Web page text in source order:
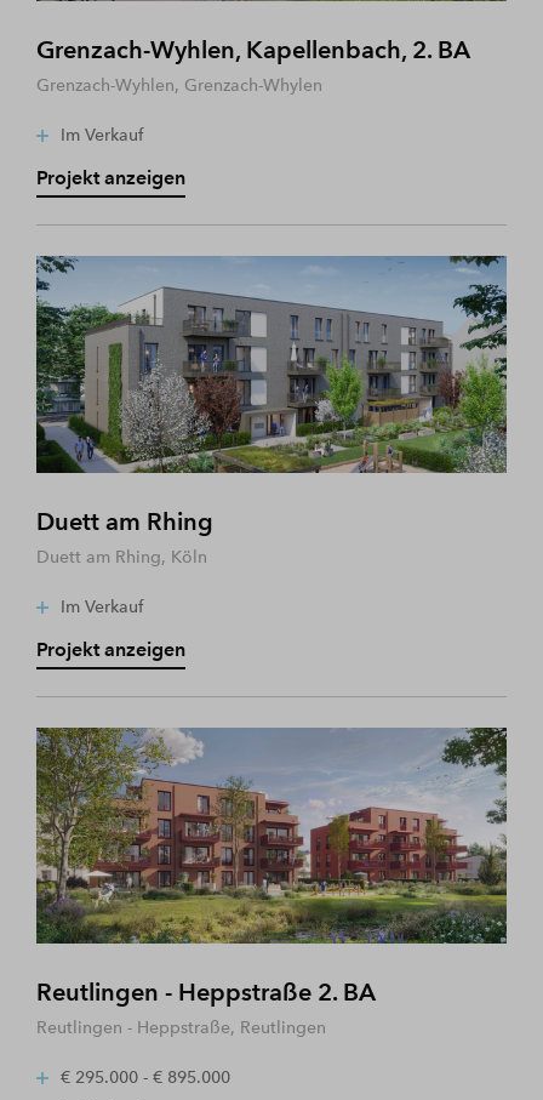
Grenzach-Wyhlen, Kapellenbach, 2. BA
Grenzach-Wyhlen, Grenzach-Whylen
Im Verkauf
Projekt anzeigen
Duett am Rhing
Duett am Rhing, Köln
Im Verkauf
Projekt anzeigen
Reutlingen - Heppstraße 2. BA
Reutlingen - Heppstraße, Reutlingen
€ 295.000 - € 895.000